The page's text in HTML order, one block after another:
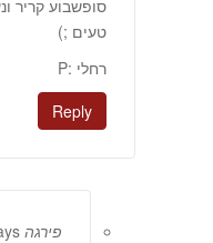
סופשבוע קריר
טעים ;)
רחלי :P
Reply
פירגה